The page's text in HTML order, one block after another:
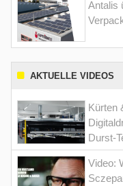
Antalis
AKTUELLE VIDEOS
Kürten
Durst-
Video: